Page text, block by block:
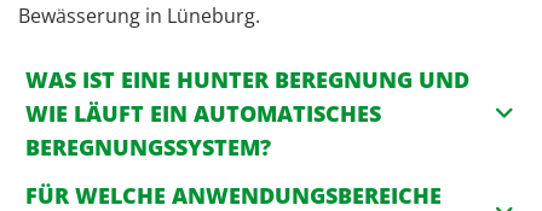
Bewässerung in Lüneburg.
WAS IST EINE HUNTER BEREGNUNG UND
WIE LÄUFT EIN AUTOMATISCHES
BEREGNUNGSSYSTEM?
FÜR WELCHE ANWENDUNGSBEREICHE